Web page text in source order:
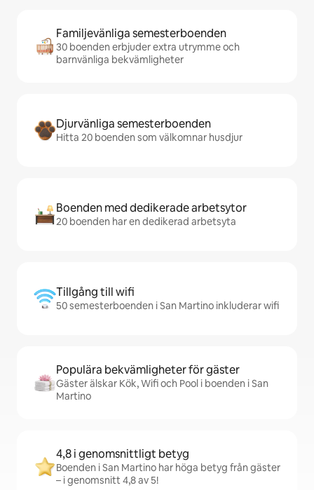
Familjevänliga semesterboenden
30 boenden erbjuder extra utrymme och
barnvänliga bekvämligheter
Djurvänliga semesterboenden
Hitta 20 boenden som välkomnar husdjur
Boenden med dedikerade arbetsytor
20 boenden har en dedikerad arbetsyta
Tillgång till wifi
50 semesterboenden i San Martino inkluderar wifi
Populära bekvämligheter för gäster
Gäster älskar Kök, Wifi och Pool i boenden i San
Martino
4,8 i genomsnittligt betyg
Boenden i San Martino har höga betyg från gäster
– i genomsnitt 4,8 av 5!